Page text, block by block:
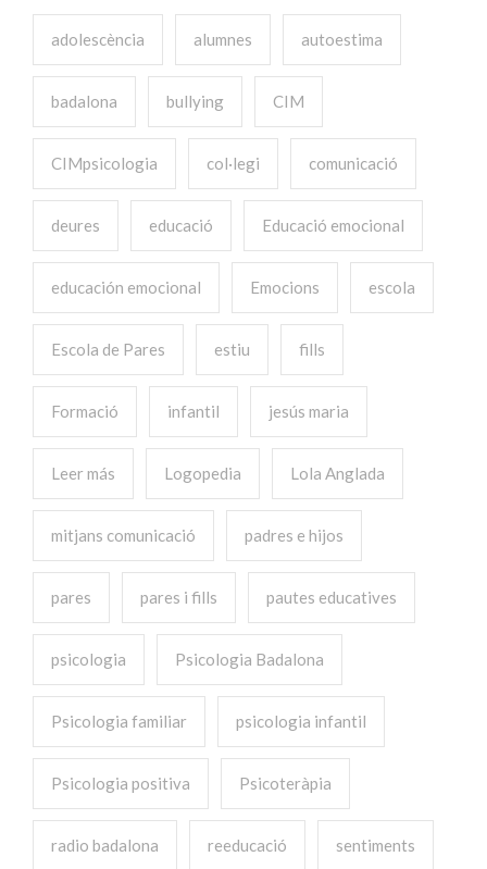
adolescència alumnes autoestima
badalona bullying CIM
CIMpsicologia col·legi comunicació
deures educació Educació emocional
educación emocional Emocions escola
Escola de Pares estiu fills
Formació infantil jesús maria
Leer más Logopedia Lola Anglada
mitjans comunicació padres e hijos
pares pares i fills pautes educatives
psicologia Psicologia Badalona
Psicologia familiar psicologia infantil
Psicologia positiva Psicoteràpia
radio badalona reeducació sentiments